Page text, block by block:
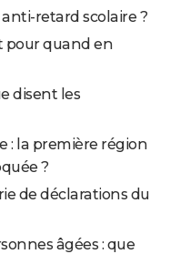
anti-retard scolaire ?
pour quand en
disent les
: la première région
?
de déclarations du
âgées : que